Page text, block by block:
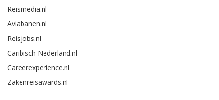
Reismedia.nl
Aviabanen.nl
Reisjobs.nl
Caribisch Nederland.nl
Careerexperience.nl
Zakenreisawards.nl